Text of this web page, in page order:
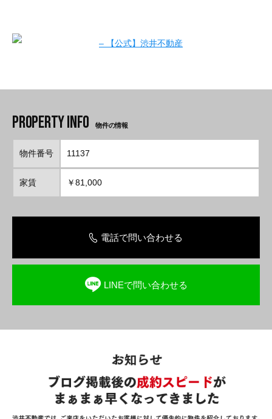
物件の情報
物件番号 11137
家賃 ￥81,000
電話で問い合わせる
LINEで問い合わせる